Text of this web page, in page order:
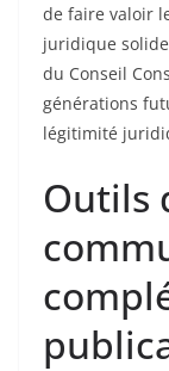
de faire valoir
juridique
du Conseil
générations
légitimité
Outils